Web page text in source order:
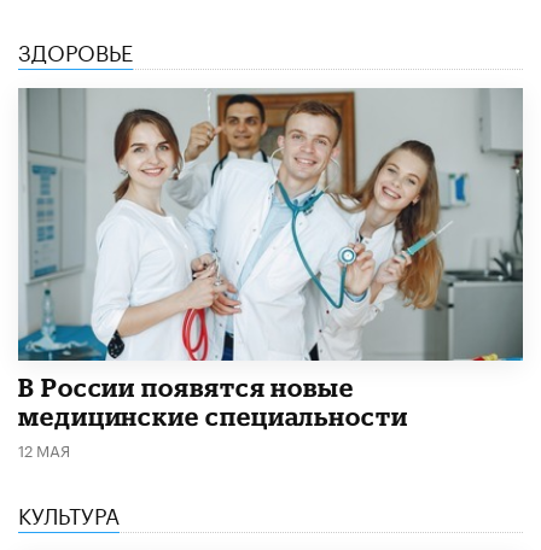
ЗДОРОВЬЕ
В России появятся новые
медицинские специальности
12 МАЯ
КУЛЬТУРА